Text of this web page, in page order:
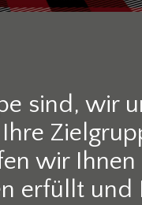
sind, wir
wir
erfüllt und